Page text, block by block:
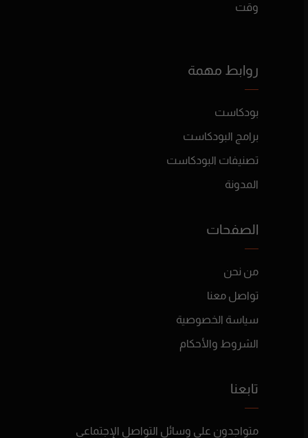
وقت
روابط مهمة
بودكاست
برامج البودكاست
تصنيفات البودكاست
المدونة
الصفحات
من نحن
تواصل معنا
سياسة الخصوصية
الشروط والأحكام
تابعنا
متواجدون على وسائل التواصل الإجتماعي